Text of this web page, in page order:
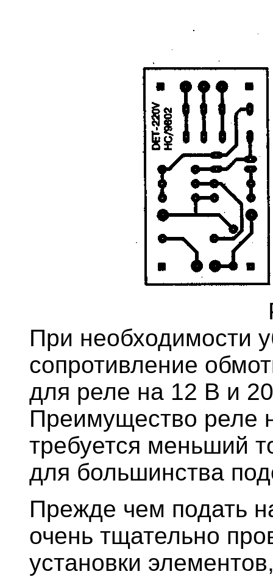
При необходимости
сопротивление
для реле на 12 В и
Преимущество реле
требуется меньший
для большинства
Прежде чем подать
очень тщательно
установки